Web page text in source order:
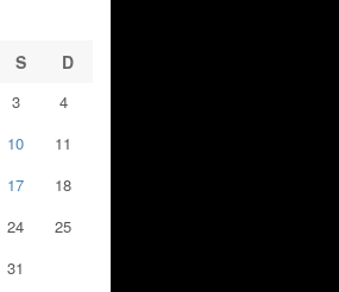
S D
3
4
10
11
17
18
24
25
31